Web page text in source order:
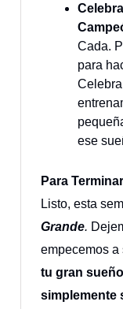
Cada.
para
ese
Para Terminar
Listo, esta
Grande.
empecemos a
tu gran
simplemente